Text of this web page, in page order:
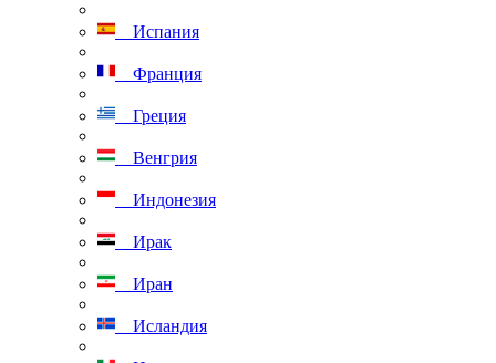
Испания
Франция
Греция
Венгрия
Индонезия
Ирак
Иран
Исландия